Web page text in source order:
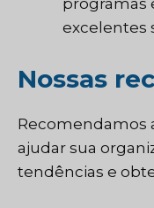
programas
excelentes
Nossas
Recomendamos
ajudar sua
tendências e